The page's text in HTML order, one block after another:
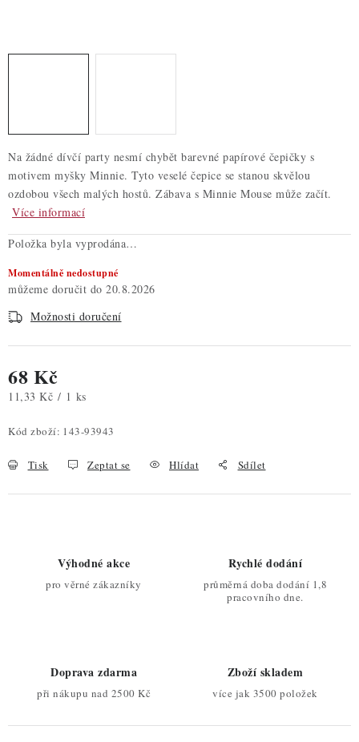
NOVÉ ZBOŽÍ
Nepřevzetí zásilky na dobírku
Hodnocení obchodu
Blog
Moje objednávka
Podmínky ochrany osobních údajů
Na žádné dívčí party nesmí chybět barevné papírové čepičky s
motivem myšky Minnie. Tyto veselé čepice se stanou skvělou
ozdobou všech malých hostů. Zábava s Minnie Mouse může začít.
Více informací
Položka byla vyprodána…
Momentálně nedostupné
20.8.2026
Možnosti doručení
68 Kč
Měrná cena:
11,33 Kč / 1 ks
Kód zboží: 143-93943
Tisk Zeptat se Hlídat Sdílet
Výhodné akce
pro věrné zákazníky
Rychlé dodání
průměrná doba dodání 1,8
pracovního dne.
Doprava zdarma
při nákupu nad 2500 Kč
Zboží skladem
více jak 3500 položek